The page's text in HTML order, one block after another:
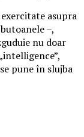
asupra
–,
nu doar
pune în slujba